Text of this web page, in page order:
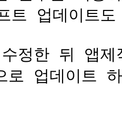
트 업데이트
정한 뒤 앱
로 업데이트